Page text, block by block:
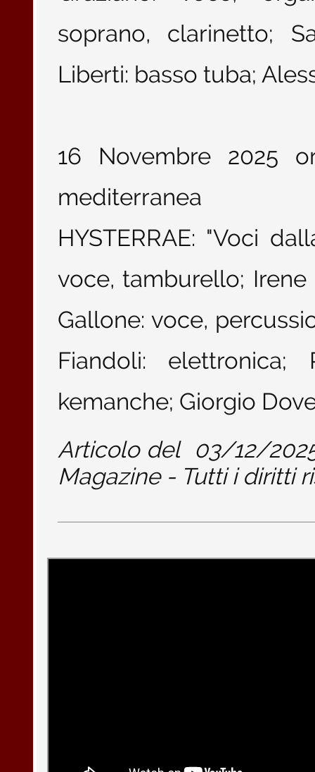
soprano, clarinetto;
Liberti: basso tuba;
16 Novembre 2025
mediterranea
HYSTERRAE: "Voci
voce, tamburello;
Gallone: voce,
Fiandoli: elettronica;
kemanche; Giorgio
Articolo del 03/12/
Magazine - Tutti i diritti